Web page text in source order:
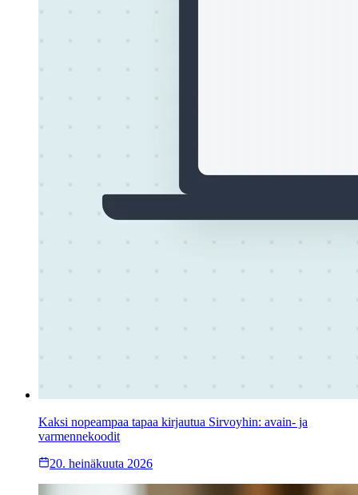
Kaksi nopeampaa tapaa kirjautua Sirvoyhin: avain- ja
varmennekoodit
20. heinäkuuta 2026